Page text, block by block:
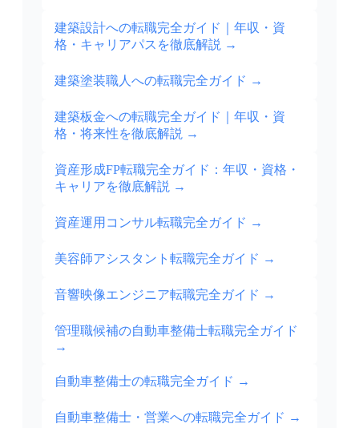
建築設計への転職完全ガイド｜年収・資
格・キャリアパスを徹底解説 →
建築塗装職人への転職完全ガイド →
建築板金への転職完全ガイド｜年収・資
格・将来性を徹底解説 →
資産形成FP転職完全ガイド：年収・資格・
キャリアを徹底解説 →
資産運用コンサル転職完全ガイド →
美容師アシスタント転職完全ガイド →
音響映像エンジニア転職完全ガイド →
管理職候補の自動車整備士転職完全ガイド
→
自動車整備士の転職完全ガイド →
自動車整備士・営業への転職完全ガイド →